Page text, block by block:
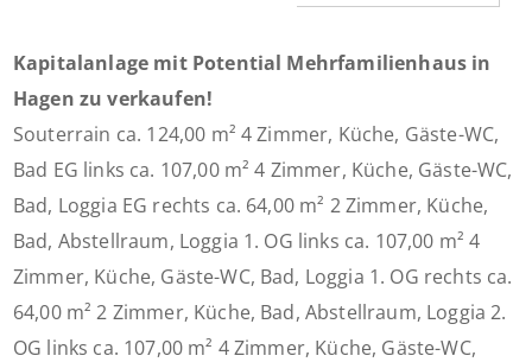
Kapitalanlage mit Potential Mehrfamilienhaus in
Hagen zu verkaufen!
Souterrain ca. 124,00 m² 4 Zimmer, Küche, Gäste-WC,
Bad EG links ca. 107,00 m² 4 Zimmer, Küche, Gäste-WC,
Bad, Loggia EG rechts ca. 64,00 m² 2 Zimmer, Küche,
Bad, Abstellraum, Loggia 1. OG links ca. 107,00 m² 4
Zimmer, Küche, Gäste-WC, Bad, Loggia 1. OG rechts ca.
64,00 m² 2 Zimmer, Küche, Bad, Abstellraum, Loggia 2.
OG links ca. 107,00 m² 4 Zimmer, Küche, Gäste-WC,